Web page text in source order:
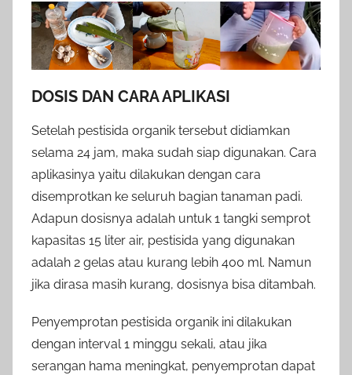
DOSIS DAN CARA APLIKASI
Setelah pestisida organik tersebut didiamkan
selama 24 jam, maka sudah siap digunakan. Cara
aplikasinya yaitu dilakukan dengan cara
disemprotkan ke seluruh bagian tanaman padi.
Adapun dosisnya adalah untuk 1 tangki semprot
kapasitas 15 liter air, pestisida yang digunakan
adalah 2 gelas atau kurang lebih 400 ml. Namun
jika dirasa masih kurang, dosisnya bisa ditambah.
Penyemprotan pestisida organik ini dilakukan
dengan interval 1 minggu sekali, atau jika
serangan hama meningkat, penyemprotan dapat